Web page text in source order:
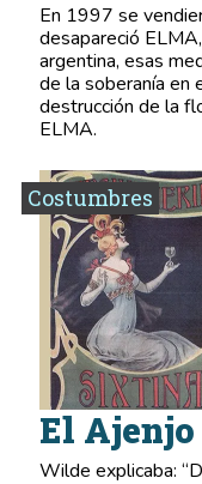
En 1997 se
desapareció
argentina, esas
de la soberanía en
destrucción de la
ELMA.
Costumbres
El Ajenjo
Wilde explicaba: